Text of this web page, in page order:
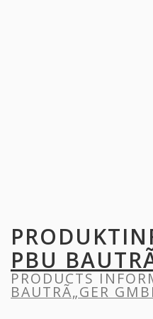
PBU
PRODUCTS
BAUTRÃ„GER